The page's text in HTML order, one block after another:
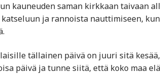
kauneuden saman kirkkaan taivaan
ja rannoista nauttimiseen,
tällainen päivä on juuri sitä
päivä ja tunne siitä, että koko maa